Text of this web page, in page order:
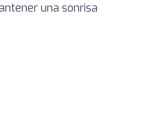
una sonrisa